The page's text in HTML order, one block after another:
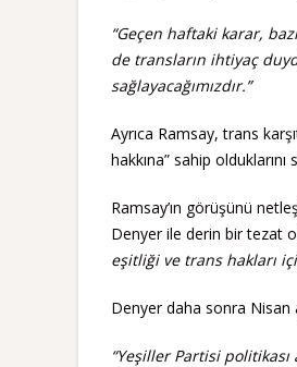
“Geçen haftaki karar,
de transların ihtiyaç
sağlayacağımızdır.”
Ayrıca Ramsay, trans
hakkına” sahip olduklarını
Ramsay’ın görüşünü
Denyer ile derin bir tezat
eşitliği ve trans hakları
Denyer daha sonra Nisan
“Yeşiller Partisi